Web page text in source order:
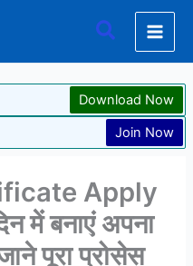
Search
Download Now
Join Now
Apply
में बनाएं अपना
पूरा प्रोसेस